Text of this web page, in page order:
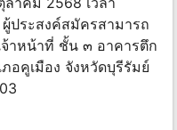
ประสงค์สมัครสามารถ
จ้าหน้าที่ ชั้น ๓ อาคารตึก
อคูเมือง จังหวัดบุรีรัมย์